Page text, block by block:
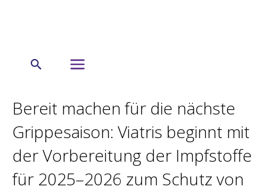
← Startseite Presseinformation
Bereit machen für die nächste
Grippesaison: Viatris beginnt mit
der Vorbereitung der Impfstoffe
für 2025–2026 zum Schutz von